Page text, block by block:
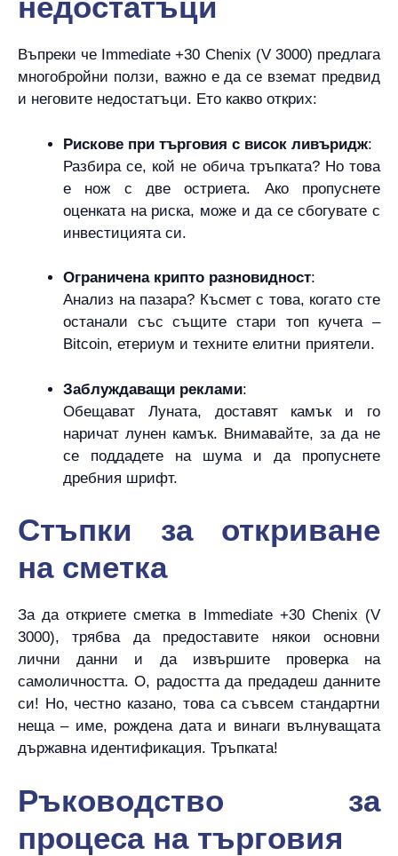
Въпреки че Immediate +30 Chenix (V 3000) предлага
многобройни ползи, важно е да се вземат предвид
и неговите недостатъци. Ето какво открих:
Рискове при търговия с висок ливъридж:
Разбира се, кой не обича тръпката? Но това
е нож с две остриета. Ако пропуснете
оценката на риска, може и да се сбогувате с
инвестицията си.
Ограничена крипто разновидност:
Анализ на пазара? Късмет с това, когато сте
останали със същите стари топ кучета –
Bitcoin, етериум и техните елитни приятели.
Заблуждаващи реклами:
Обещават Луната, доставят камък и го
наричат лунен камък. Внимавайте, за да не
се поддадете на шума и да пропуснете
дребния шрифт.
Стъпки за откриване
на сметка
За да откриете сметка в Immediate +30 Chenix (V
3000), трябва да предоставите някои основни
лични данни и да извършите проверка на
самоличността. О, радостта да предадеш данните
си! Но, честно казано, това са съвсем стандартни
неща – име, рождена дата и винаги вълнуващата
държавна идентификация. Тръпката!
Ръководство за
процеса на търговия